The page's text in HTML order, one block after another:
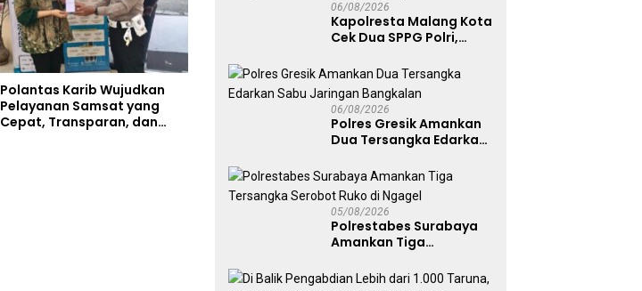
Polantas Karib Wujudkan
Pelayanan Samsat yang
Cepat, Transparan, dan
06/08/2026
Kapolresta Malang Kota
Cek Dua SPPG Polri,
Pemenuhan Gizi dan
Pengelolaan Limbah
Berjalan Optimal
06/08/2026
Polres Gresik Amankan
Dua Tersangka Edarkan
Bangkalan
05/08/2026
Polrestabes Surabaya
Amankan Tiga
Ruko di Ngagel